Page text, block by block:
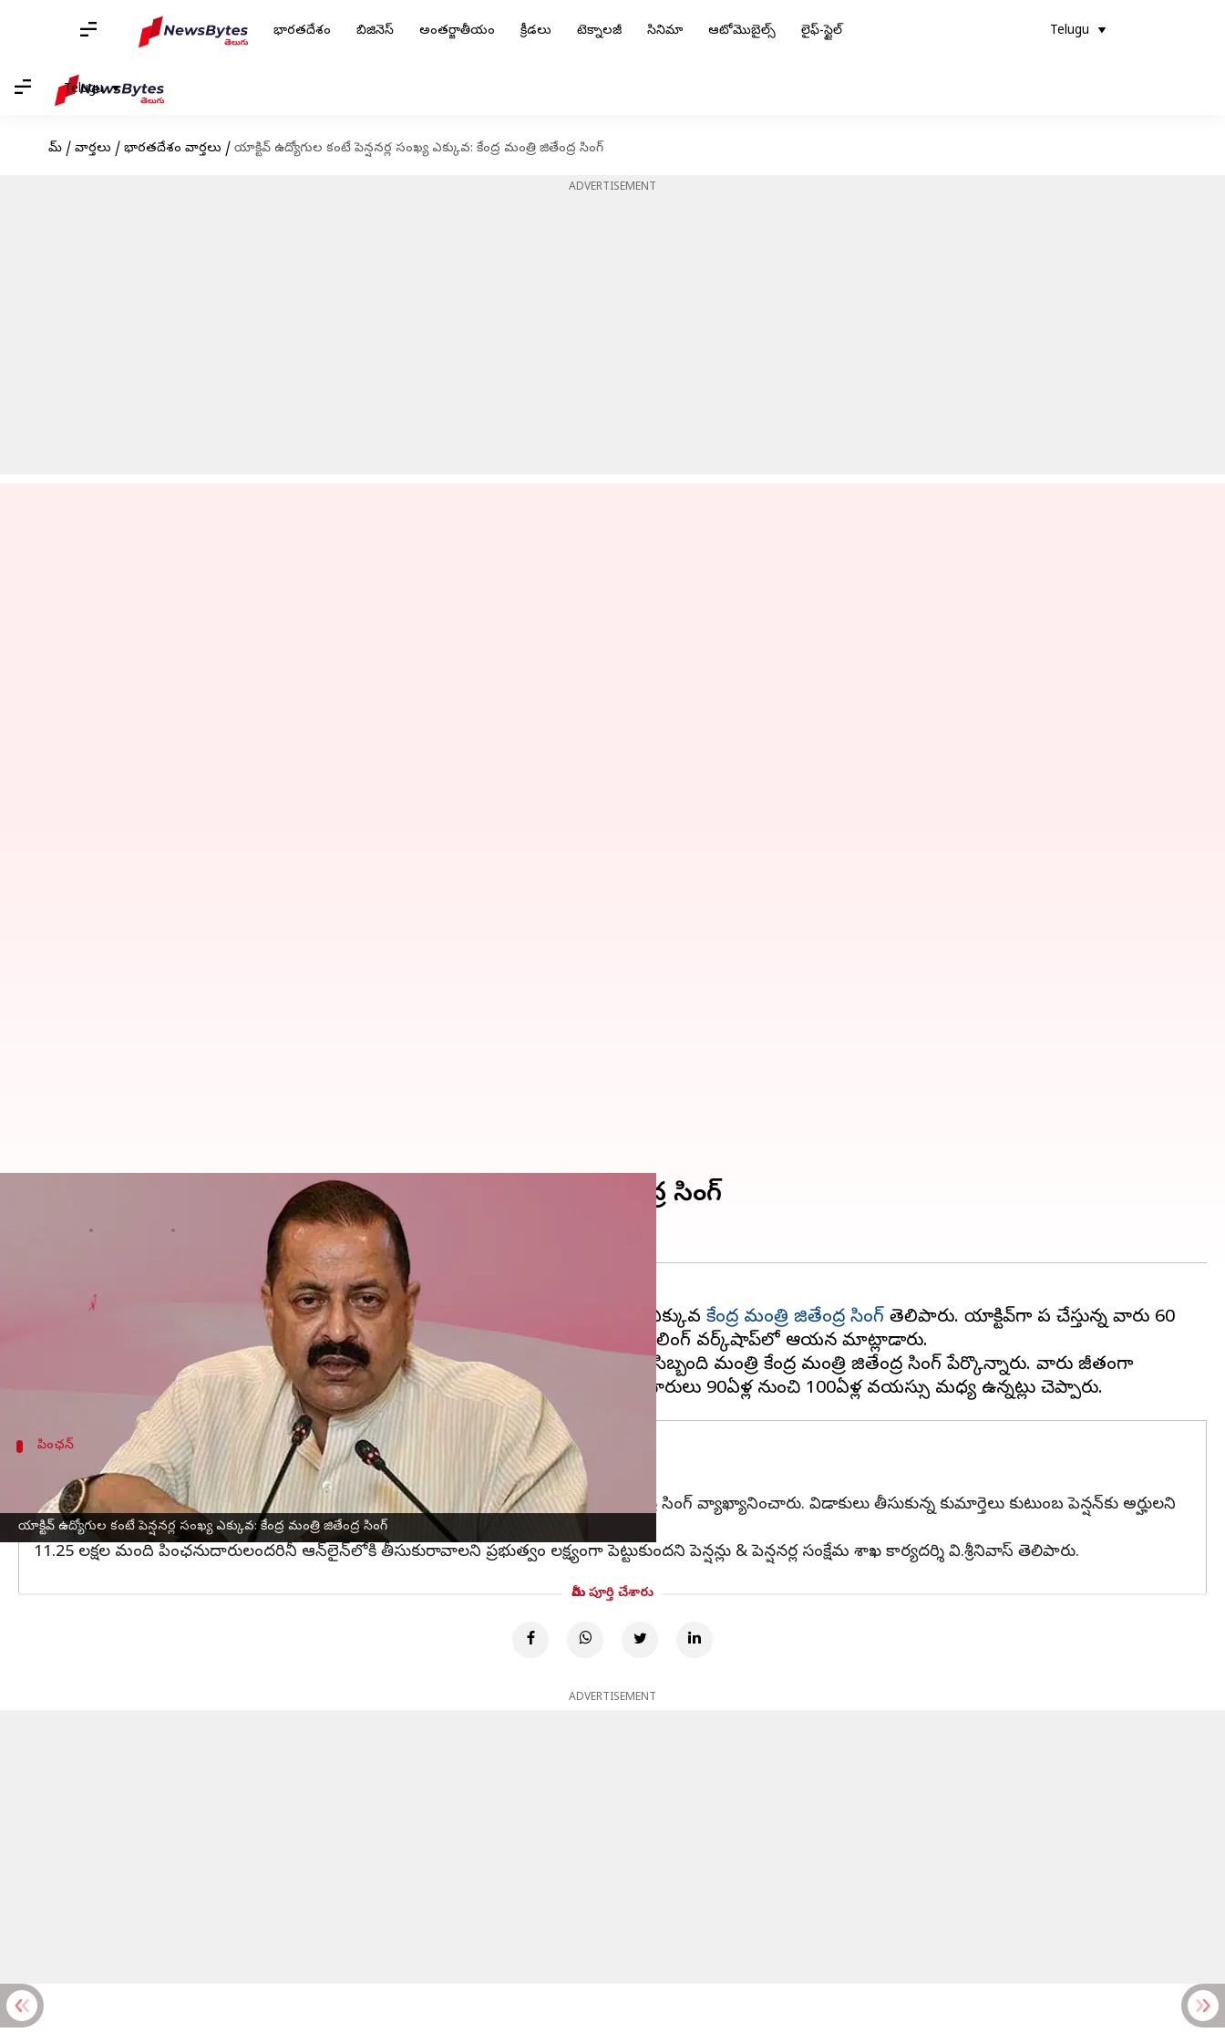
భారతదేశం బిజినెస్ అంతర్జాతీయం క్రీడలు టెక్నాలజీ సినిమా ఆటోమొబైల్స్ లైఫ్-స్టైల్ Telugu
Telugu
హోమ్ / వార్తలు / భారతదేశం వార్తలు / యాక్టివ్ ఉద్యోగుల కంటే పెన్షనర్ల సంఖ్య ఎక్కువ: కేంద్ర మంత్రి జితేంద్ర సింగ్
ADVERTISEMENT
యాక్టివ్ ఉద్యోగుల కంటే పెన్షనర్ల సంఖ్య ఎక్కువ: కేంద్ర మంత్రి జితేంద్ర సింగ్
యాక్టివ్ ఉద్యోగుల కంటే పెన్షనర్ల సంఖ్య ఎక్కువ: కేంద్ర మంత్రి జితేంద్ర సింగ్
పని చేస్తున్న ఉద్యోగుల సంఖ్య కంటే కేంద్ర ప్రభుత్వం నుంచి పెన్షన్ తీసుకుంటున్న వారి సంఖ్యే ఎక్కువని కేంద్ర మంత్రి జితేంద్ర సింగ్ తెలిపారు. యాక్టివ్‌గా పని చేస్తున్న వారు 60
పెన్షనర్లు77లక్షల మంది ఉన్నారని చెప్పారు. 49వ ప్రీ-రిటైర్మెంట్ కౌన్సెలింగ్ వర్క్‌షాప్‌లో ఆయన మాట్లాడారు.
దాదాపు 6,000-7,000 మంది పింఛనుదారులు '100 ఏళ్లు పైబడిన' ఉన్నారని ఈ సందర్భంగా సిబ్బంది మంత్రి కేంద్ర మంత్రి జితేంద్ర సింగ్ పేర్కొన్నారు. వారు జీతంగా
పింఛన్
ఆన్‌లైన్‌లోకి 11.25 లక్షల మంది పింఛనుదారులు
100 ఏళ్లు పైబడిన పింఛన్‌దారులు లక్ష మందికి పైగా ఉండే రోజు కోసం ఎదురు చూస్తున్నామని జితేంద్ర సింగ్ వ్యాఖ్యానించారు. విడాకులు తీసుకున్న కుమార్తెలు కుటుంబ పెన్షన్‌కు అర్హులని
పేర్కొన్నారు. పింఛను/కుటుంబ పింఛన్‌కు సంబంధించిన ఏడేళ్ల సర్వీసు అర్హతను రద్దు చేశామన్నారు.
11.25 లక్షల మంది పింఛనుదారులందరినీ ఆన్‌లైన్‌లోకి తీసుకురావాలని ప్రభుత్వం లక్ష్యంగా పెట్టుకుందని పెన్షన్లు & పెన్షనర్ల సంక్షేమ శాఖ కార్యదర్శి వి.శ్రీనివాస్ తెలిపారు.
మీరు పూర్తి చేశారు
ADVERTISEMENT